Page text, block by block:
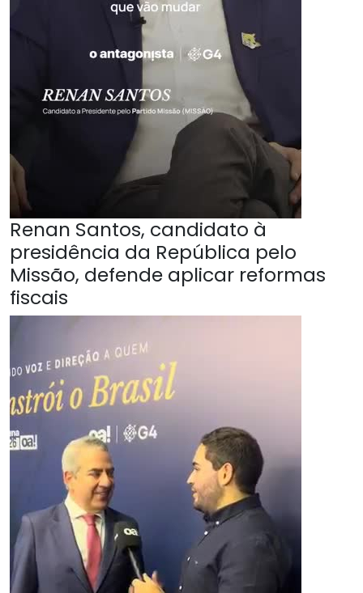
Renan Santos, candidato à
presidência da República pelo
Missão, defende aplicar reformas
fiscais